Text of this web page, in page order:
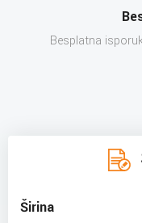
Besplatna
Širina